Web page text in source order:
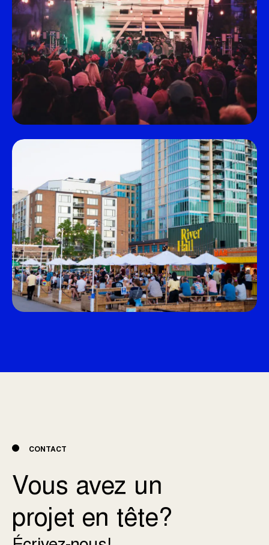
CONTACT
Vous avez un
projet en tête?